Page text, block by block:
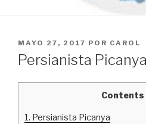
PUBLICADO
EL
MAYO 27, 2017 POR CAROL
Persianista Picanya
Contents
1. Persianista Picanya